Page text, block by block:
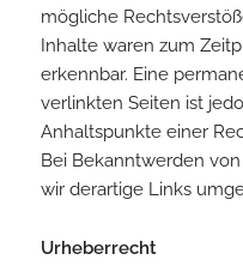
mögliche
Inhalte waren zum
erkennbar. Eine
verlinkten Seiten ist
Anhaltspunkte einer
Bei Bekanntwerden
wir derartige Links
Urheberrecht